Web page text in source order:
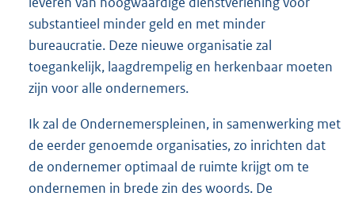
substantieel minder geld en met minder
bureaucratie. Deze nieuwe organisatie zal
toegankelijk, laagdrempelig en herkenbaar moeten
zijn voor alle ondernemers.
Ik zal de Ondernemerspleinen, in samenwerking met
de eerder genoemde organisaties, zo inrichten dat
de ondernemer optimaal de ruimte krijgt om te
ondernemen in brede zin des woords. De